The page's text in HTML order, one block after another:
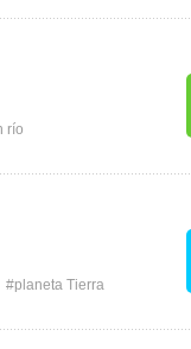
río
#planeta Tierra